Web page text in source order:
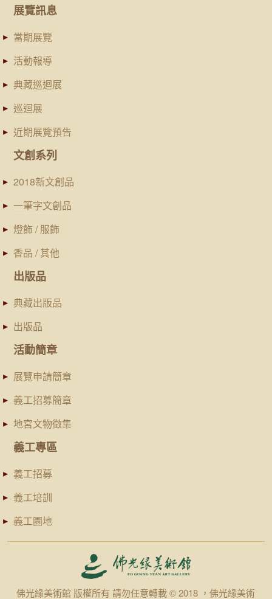
展覽訊息
當期展覽
活動報導
典藏巡迴展
巡迴展
近期展覽預告
文創系列
2018新文創品
一筆字文創品
燈飾 / 服飾
香品 / 其他
出版品
典藏出版品
出版品
活動簡章
展覽申請簡章
義工招募簡章
地宮文物徵集
義工專區
義工招募
義工培訓
義工園地
佛光緣美術館 版權所有 請勿任意轉載 © 2018 ，佛光緣美術